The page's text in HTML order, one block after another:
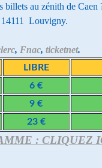
billets au zénith de Caen
14111 Louvigny.
, Fnac, ticketnet.
LIBRE
6 €
9 €
23 €
: CLIQUEZ